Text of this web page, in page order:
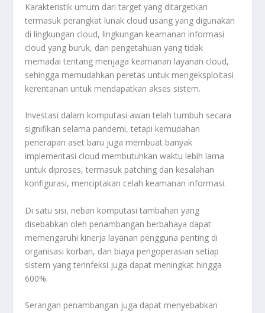
Karakteristik umum dari target yang ditargetkan
termasuk perangkat lunak cloud usang yang digunakan
di lingkungan cloud, lingkungan keamanan informasi
cloud yang buruk, dan pengetahuan yang tidak
memadai tentang menjaga keamanan layanan cloud,
sehingga memudahkan peretas untuk mengeksploitasi
kerentanan untuk mendapatkan akses sistem.
Investasi dalam komputasi awan telah tumbuh secara
signifikan selama pandemi, tetapi kemudahan
penerapan aset baru juga membuat banyak
implementasi cloud membutuhkan waktu lebih lama
untuk diproses, termasuk patching dan kesalahan
konfigurasi, menciptakan celah keamanan informasi.
Di satu sisi, neban komputasi tambahan yang
disebabkan oleh penambangan berbahaya dapat
memengaruhi kinerja layanan pengguna penting di
organisasi korban, dan biaya pengoperasian setiap
sistem yang terinfeksi juga dapat meningkat hingga
600%.
Serangan penambangan juga dapat menyebabkan